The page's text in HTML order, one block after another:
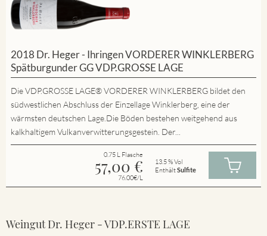
2018 Dr. Heger - Ihringen VORDERER WINKLERBERG
Spätburgunder GG VDP.GROSSE LAGE
Die VDP.GROSSE LAGE® VORDERER WINKLERBERG bildet den
südwestlichen Abschluss der Einzellage Winklerberg, eine der
wärmsten deutschen Lage.Die Böden bestehen weitgehend aus
kalkhaltigem Vulkanverwitterungsgestein. Der...
0.75 L Flasche
57,00 €
76.00€/L
13.5 % Vol
EnthältSulfite
Weingut Dr. Heger - VDP.ERSTE LAGE